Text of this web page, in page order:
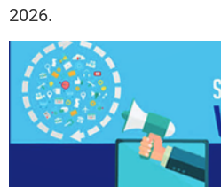
2026.